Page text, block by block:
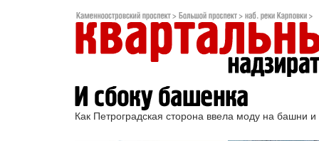
Как Петроградская сторона ввела моду на башни